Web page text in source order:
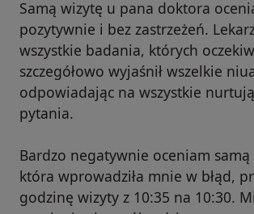
Samą wizytę u pana doktora
pozytywnie i bez zastrzeżeń.
wszystkie badania, których
szczegółowo wyjaśnił wszelkie
odpowiadając na wszystkie
pytania.
Bardzo negatywnie oceniam
która wprowadziła mnie w błąd,
godzinę wizyty z 10:35 na 10:30.